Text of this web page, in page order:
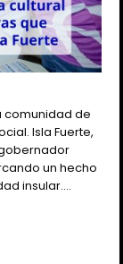
comunidad de
Isla Fuerte,
un hecho
insular….